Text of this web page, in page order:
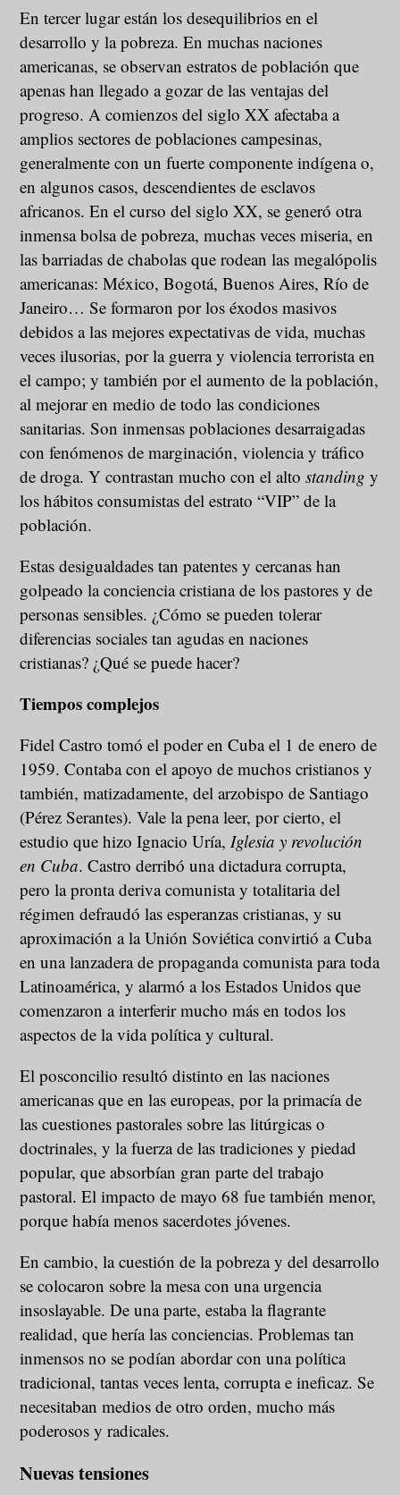
En tercer lugar están los desequilibrios en el
desarrollo y la pobreza. En muchas naciones
americanas, se observan estratos de población que
apenas han llegado a gozar de las ventajas del
progreso. A comienzos del siglo XX afectaba a
amplios sectores de poblaciones campesinas,
generalmente con un fuerte componente indígena o,
en algunos casos, descendientes de esclavos
africanos. En el curso del siglo XX, se generó otra
inmensa bolsa de pobreza, muchas veces miseria, en
las barriadas de chabolas que rodean las megalópolis
americanas: México, Bogotá, Buenos Aires, Río de
Janeiro… Se formaron por los éxodos masivos
debidos a las mejores expectativas de vida, muchas
veces ilusorias, por la guerra y violencia terrorista en
el campo; y también por el aumento de la población,
al mejorar en medio de todo las condiciones
sanitarias. Son inmensas poblaciones desarraigadas
con fenómenos de marginación, violencia y tráfico
de droga. Y contrastan mucho con el altostanding y
los hábitos consumistas del estrato “VIP” de la
población.
Estas desigualdades tan patentes y cercanas han
golpeado la conciencia cristiana de los pastores y de
personas sensibles. ¿Cómo se pueden tolerar
diferencias sociales tan agudas en naciones
cristianas? ¿Qué se puede hacer?
Tiempos complejos
Fidel Castro tomó el poder en Cuba el 1 de enero de
1959. Contaba con el apoyo de muchos cristianos y
también, matizadamente, del arzobispo de Santiago
(Pérez Serantes). Vale la pena leer, por cierto, el
estudio que hizo Ignacio Uría, Iglesia y revolución
en Cuba. Castro derribó una dictadura corrupta,
pero la pronta deriva comunista y totalitaria del
régimen defraudó las esperanzas cristianas, y su
aproximación a la Unión Soviética convirtió a Cuba
en una lanzadera de propaganda comunista para toda
Latinoamérica, y alarmó a los Estados Unidos que
comenzaron a interferir mucho más en todos los
aspectos de la vida política y cultural.
El posconcilio resultó distinto en las naciones
americanas que en las europeas, por la primacía de
las cuestiones pastorales sobre las litúrgicas o
doctrinales, y la fuerza de las tradiciones y piedad
popular, que absorbían gran parte del trabajo
pastoral. El impacto de mayo 68 fue también menor,
porque había menos sacerdotes jóvenes.
En cambio, la cuestión de la pobreza y del desarrollo
se colocaron sobre la mesa con una urgencia
insoslayable. De una parte, estaba la flagrante
realidad, que hería las conciencias. Problemas tan
inmensos no se podían abordar con una política
tradicional, tantas veces lenta, corrupta e ineficaz. Se
necesitaban medios de otro orden, mucho más
poderosos y radicales.
Nuevas tensiones